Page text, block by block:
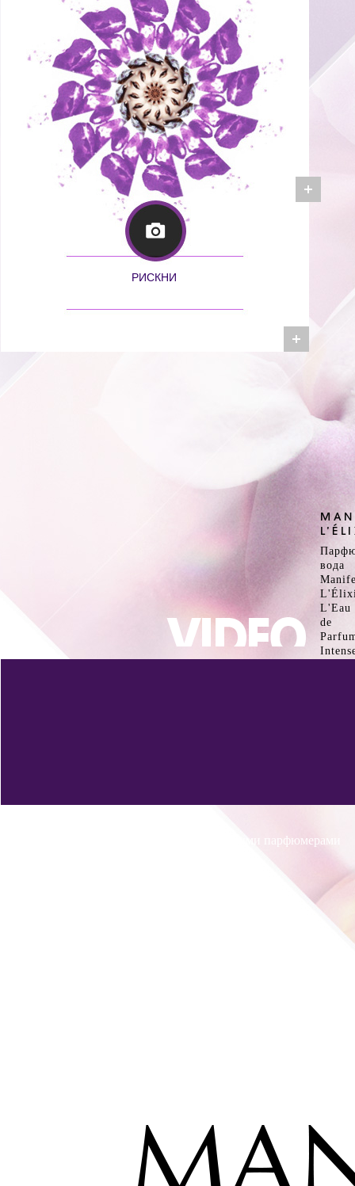
РИСКНИ
вода
L'Eau
de
Интервью с известными парфюмерами